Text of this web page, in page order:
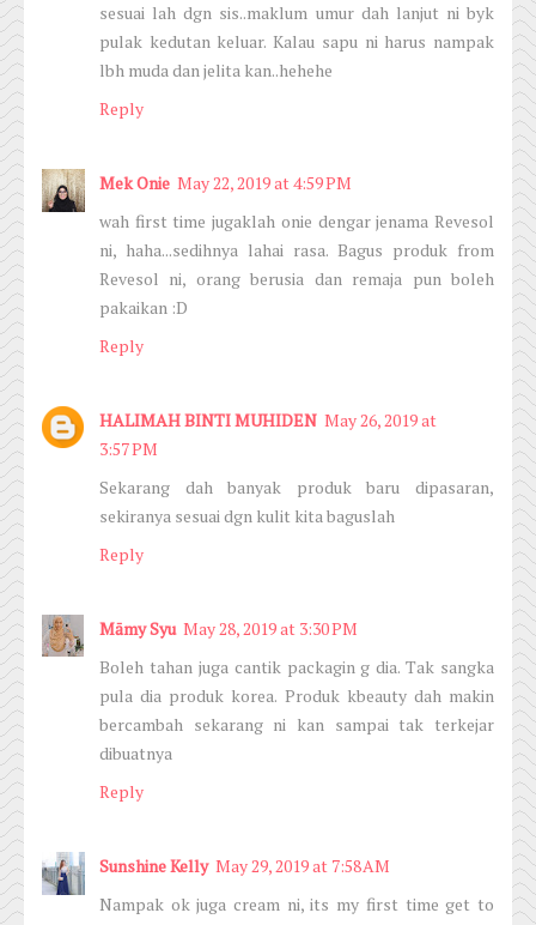
sesuai lah dgn sis..maklum umur dah lanjut ni byk
pulak kedutan keluar. Kalau sapu ni harus nampak
lbh muda dan jelita kan..hehehe
Reply
Mek Onie May 22, 2019 at 4:59 PM
wah first time jugaklah onie dengar jenama Revesol
ni, haha...sedihnya lahai rasa. Bagus produk from
Revesol ni, orang berusia dan remaja pun boleh
pakaikan :D
Reply
HALIMAH BINTI MUHIDEN May 26, 2019 at
3:57 PM
Sekarang dah banyak produk baru dipasaran,
sekiranya sesuai dgn kulit kita baguslah
Reply
Māmy Syu May 28, 2019 at 3:30 PM
Boleh tahan juga cantik packagin g dia. Tak sangka
pula dia produk korea. Produk kbeauty dah makin
bercambah sekarang ni kan sampai tak terkejar
dibuatnya
Reply
Sunshine Kelly May 29, 2019 at 7:58 AM
Nampak ok juga cream ni, its my first time get to